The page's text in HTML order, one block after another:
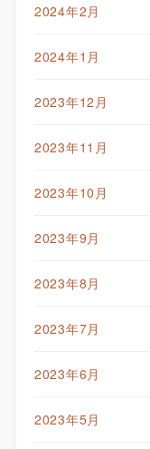
2024年2月
2024年1月
2023年12月
2023年11月
2023年10月
2023年9月
2023年8月
2023年7月
2023年6月
2023年5月